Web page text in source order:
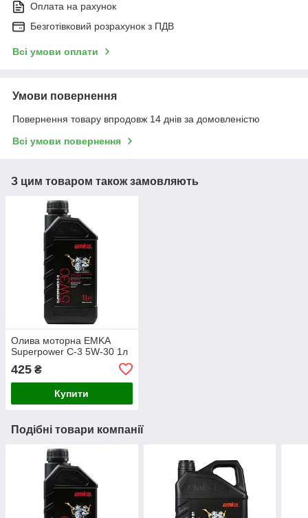
Оплата на рахунок
Безготівковий розрахунок з ПДВ
Всі умови оплати
Умови повернення
Повернення товару впродовж 14 днів за домовленістю
Всі умови повернення
З цим товаром також замовляють
Олива моторна EMKA
Superpower C-3 5W-30 1л
425 ₴
Купити
Подібні товари компанії